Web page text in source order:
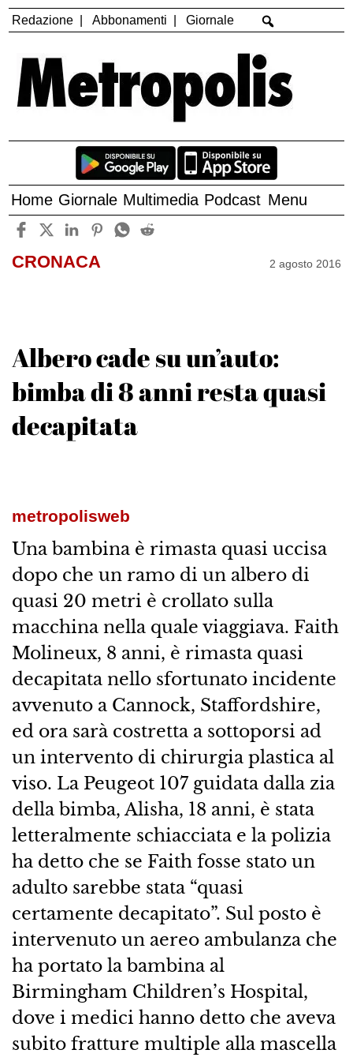
Redazione Abbonamenti Giornale
Home Giornale Multimedia Podcast Menu
CRONACA 2 agosto 2016
Albero cade su un’auto:
bimba di 8 anni resta quasi
decapitata
metropolisweb
Una bambina è rimasta quasi uccisa
dopo che un ramo di un albero di
quasi 20 metri è crollato sulla
macchina nella quale viaggiava. Faith
Molineux, 8 anni, è rimasta quasi
decapitata nello sfortunato incidente
avvenuto a Cannock, Staffordshire,
ed ora sarà costretta a sottoporsi ad
un intervento di chirurgia plastica al
viso. La Peugeot 107 guidata dalla zia
della bimba, Alisha, 18 anni, è stata
letteralmente schiacciata e la polizia
ha detto che se Faith fosse stato un
adulto sarebbe stata “quasi
certamente decapitato”. Sul posto è
intervenuto un aereo ambulanza che
ha portato la bambina al
Birmingham Children’s Hospital,
dove i medici hanno detto che aveva
subito fratture multiple alla mascella